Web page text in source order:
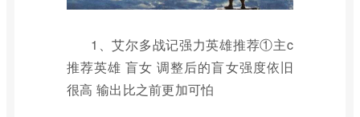
1、艾尔多战记强力英雄推荐①主c
推荐英雄 盲女 调整后的盲女强度依旧
很高 输出比之前更加可怕